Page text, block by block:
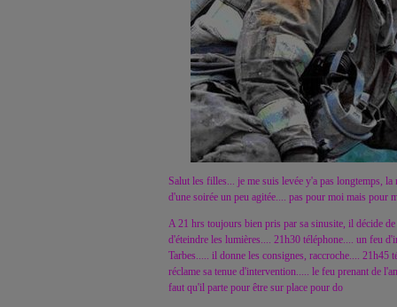
Salut les filles... je me suis levée y'a pas longtemps,
d'une soirée un peu agitée.... pas pour moi mais pour
A 21 hrs toujours bien pris par sa sinusite, il décide
d'éteindre les lumières.... 21h30 téléphone.... un feu
Tarbes..... il donne les consignes, raccroche.... 21h45
réclame sa tenue d'intervention..... le feu prenant de
faut qu'il parte pour être sur place pour do